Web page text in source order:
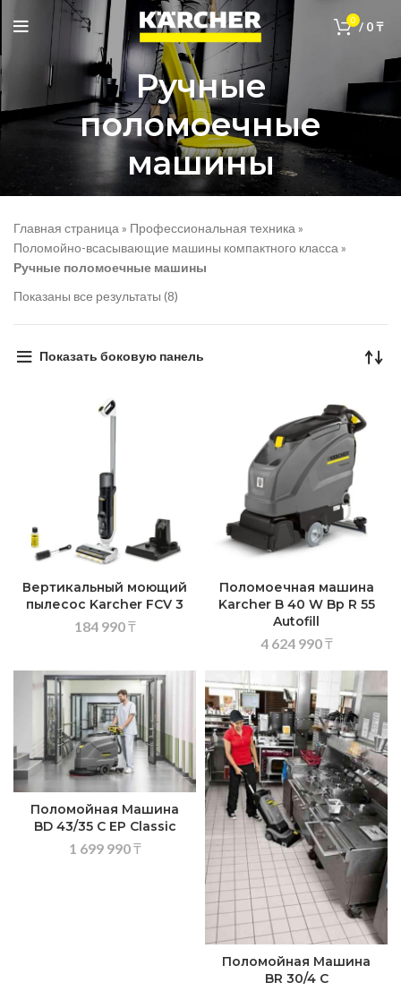
0 / 0₸
Ручные
поломоечные
машины
Главная страница » Профессиональная техника »
Поломойно-всасывающие машины компактного класса »
Ручные поломоечные машины
Показаны все результаты (8)
Показать боковую панель
Вертикальный моющий
пылесос Karcher FCV 3
184 990₸
Поломоечная машина
Karcher B 40 W Bp R 55
Autofill
4 624 990₸
Поломойная Машина
BD 43/35 C EP Classic
1 699 990₸
Поломойная Машина
BR 30/4 C